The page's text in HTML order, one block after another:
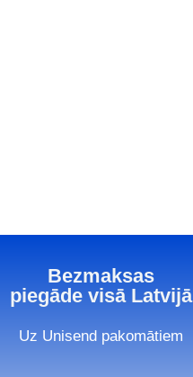
Bezmaksas
piegāde visā Latvijā
Uz Unisend pakomātiem